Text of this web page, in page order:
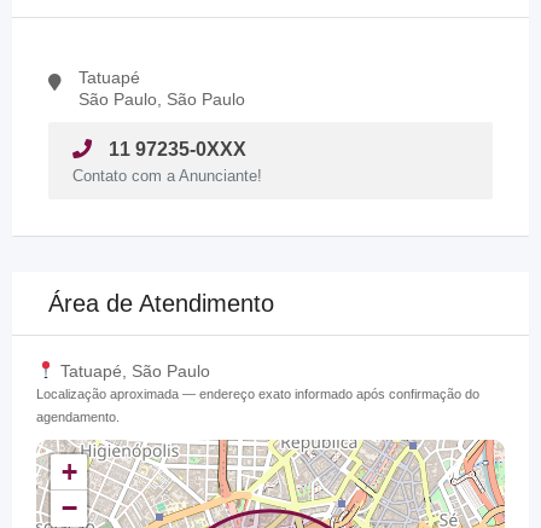
Tatuapé
São Paulo, São Paulo
11 97235-0XXX
Contato com a Anunciante!
Área de Atendimento
Tatuapé, São Paulo
Localização aproximada — endereço exato informado após confirmação do
agendamento.
+
−